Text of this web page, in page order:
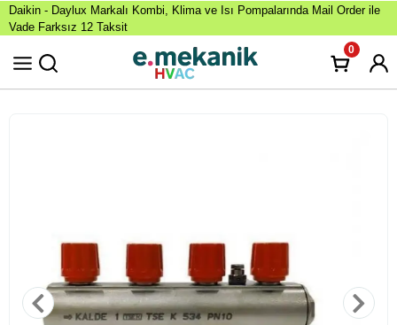
Daikin - Daylux Markalı Kombi, Klima ve Isı Pompalarında Mail Order ile
Vade Farksız 12 Taksit
0